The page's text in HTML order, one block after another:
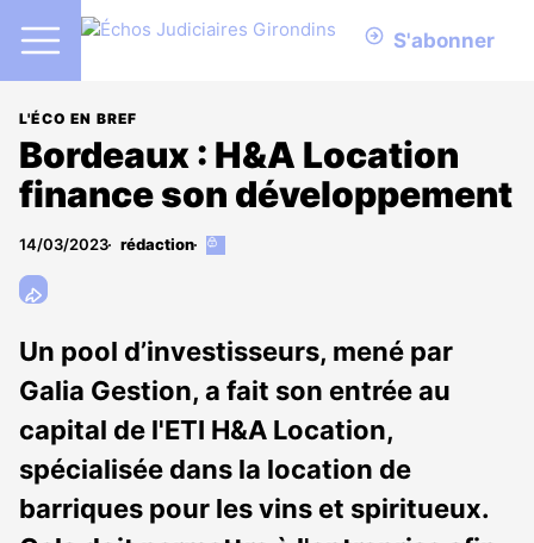
S'abonner
L'ÉCO EN BREF
Bordeaux : H&A Location
finance son développement
14/03/2023 rédaction
Cet
aux
abonnés
Un pool d’investisseurs, mené par
Galia Gestion, a fait son entrée au
capital de l'ETI H&A Location,
spécialisée dans la location de
barriques pour les vins et spiritueux.